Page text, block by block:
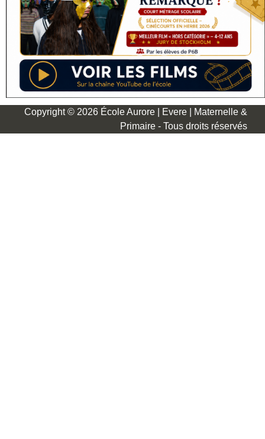
Copyright © 2026 École Aurore | Evere | Maternelle &
Primaire - Tous droits réservés